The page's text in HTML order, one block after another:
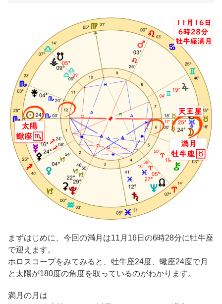
まずはじめに、今回の満月は11月16日の6時28分に牡牛座
で迎えます。
ホロスコープをみてみると、牡牛座24度、蠍座24度で月
と太陽が180度の角度を取っているのがわかります。
満月の月は